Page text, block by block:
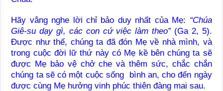
Hãy vâng nghe lời chỉ bảo duy nhất của Mẹ: “Chúa
Giê-su dạy gì, các con cứ việc làm theo”(Ga 2, 5).
Được như thế, chúng ta đã đón Mẹ về nhà mình, và
trong cuộc đời lữ thứ này có Mẹ kề bên chúng ta sẽ
được Mẹ bảo vệ chở che và thêm sức, chắc chắn
chúng ta sẽ có một cuộc sống bình an, cho đến ngày
được cùng Mẹ hưởng vinh phúc thiên đàng mai sau.